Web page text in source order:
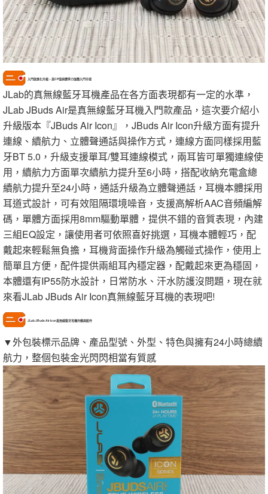
入門款進化升級，高CP值與競爭力強襲入門市場
JLab的真無線藍牙耳機產品在各方面表現都有一定的水準，
JLab JBuds Air是真無線藍牙耳機入門款產品，這次要介紹小
升級版本『JBuds Air Icon』，JBuds Air Icon升級方面有提升
連線、續航力、立體聲通話與操作方式，連線方面同樣採用藍
牙BT 5.0，升級支援單耳/雙耳連線模式，兩耳皆可單獨連線使
用，續航力方面單次續航力提升至6小時，搭配收納充電盒總
續航力提升至24小時，通話升級為立體聲通話，耳機本體採用
耳道式設計，可有效阻隔環境噪音，支援高解析AAC音頻編解
碼，單體方面採用8mm驅動單體，提供不錯的音質表現，內建
三組EQ設定，讓使用者可依照喜好挑選，耳機本體輕巧，配
戴起來輕鬆無負擔，耳機背面操作升級為觸碰式操作，使用上
簡單且方便，配件提供兩組耳內穩定器，配戴起來更為穩固，
本體還有IP55防水設計，日常防水、汗水防護沒問題，現在就
來看JLab JBuds Air Icon真無線藍牙耳機的表現吧!
JLab JBuds Air Icon真無線藍牙耳機外觀與配件
▼外包裝標示品牌、產品型號、外型、特色與擁有24小時總續
航力，整個包裝金光閃閃相當有質感